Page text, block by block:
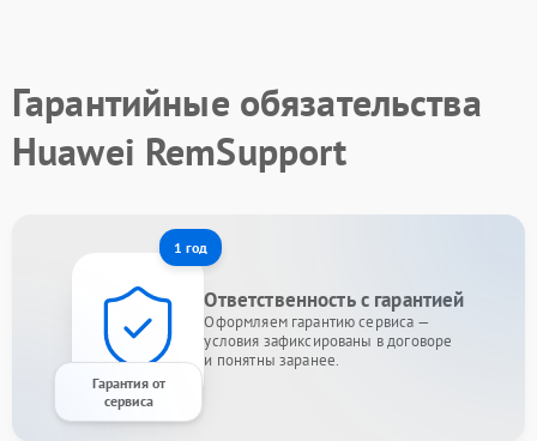
Гарантийные обязательства
Huawei RemSupport
1 год
Гарантия от
сервиса
Ответственность с гарантией
Оформляем гарантию сервиса —
условия зафиксированы в договоре
и понятны заранее.